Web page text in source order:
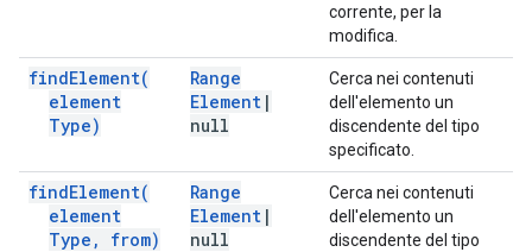
corrente, per la
modifica.
findElement(
element
Type)
Range
Element |
null
Cerca nei contenuti
dell'elemento un
discendente del tipo
specificato.
findElement(
element
Type , from)
Range
Element |
null
Cerca nei contenuti
dell'elemento un
discendente del tipo